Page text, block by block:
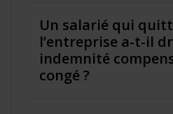
Un salarié qui
l’entreprise a-t-il
indemnité
congé ?